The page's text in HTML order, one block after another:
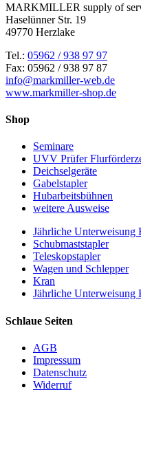
MARKMILLER supply of
Haselünner Str. 19
49770 Herzlake
Tel.: 05962 / 938 97 97
Fax: 05962 / 938 97 87
info@markmiller-web.de
www.markmiller-shop.de
Shop
Seminare
UVV Prüfer
Deichselgeräte
Gabelstapler
Hubarbeitsbühnen
weitere Ausweise
Jährliche Unterweisung
Schubmaststapler
Teleskopstapler
Wagen und Schlepper
Kran
Jährliche Unterweisung
Schlaue Seiten
AGB
Impressum
Datenschutz
Widerruf